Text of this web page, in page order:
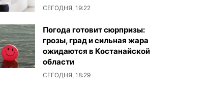
СЕГОДНЯ, 19:22
Погода готовит сюрпризы:
грозы, град и сильная жара
ожидаются в Костанайской
области
СЕГОДНЯ, 18:29